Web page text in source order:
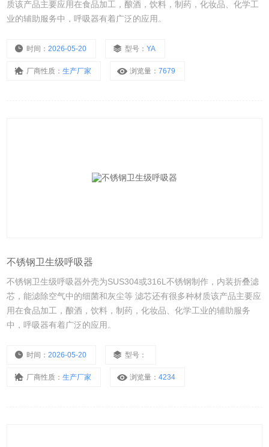
质该产品主要应用在食品加工，酿酒，饮料，制药，化妆品、化学工
业的辅助服务中，呼吸器有着广泛的应用。
时间：2026-05-20 型号：YA
厂商性质：生产厂家 浏览量：7679
不锈钢卫生级呼吸器
不锈钢卫生级呼吸器外壳为SUS304或316L不锈钢制作，内装折叠滤
芯，能滤除空气中的细菌和灰尘等 滤芯还有很多种材质该产品主要应
用在食品加工，酿酒，饮料，制药，化妆品、化学工业的辅助服务
中，呼吸器有着广泛的应用。
时间：2026-05-20 型号：
厂商性质：生产厂家 浏览量：4234